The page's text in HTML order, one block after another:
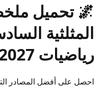
🌌 تحميل
المثلثية
رياضيات 2027
احصل على أفضل المصادر